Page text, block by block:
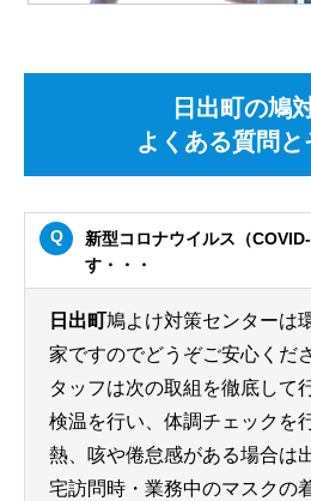
日出町の鳩
よくある質問と
新型コロナウイルス（
す・・・
日出町鳩よけ対策センターは
家ですのでどうぞご安心くだ
タッフは次の取組を徹底して
検温を行い、体調チェックを
熱、咳や倦怠感がある場合は
宅訪問時・業務中のマスクの